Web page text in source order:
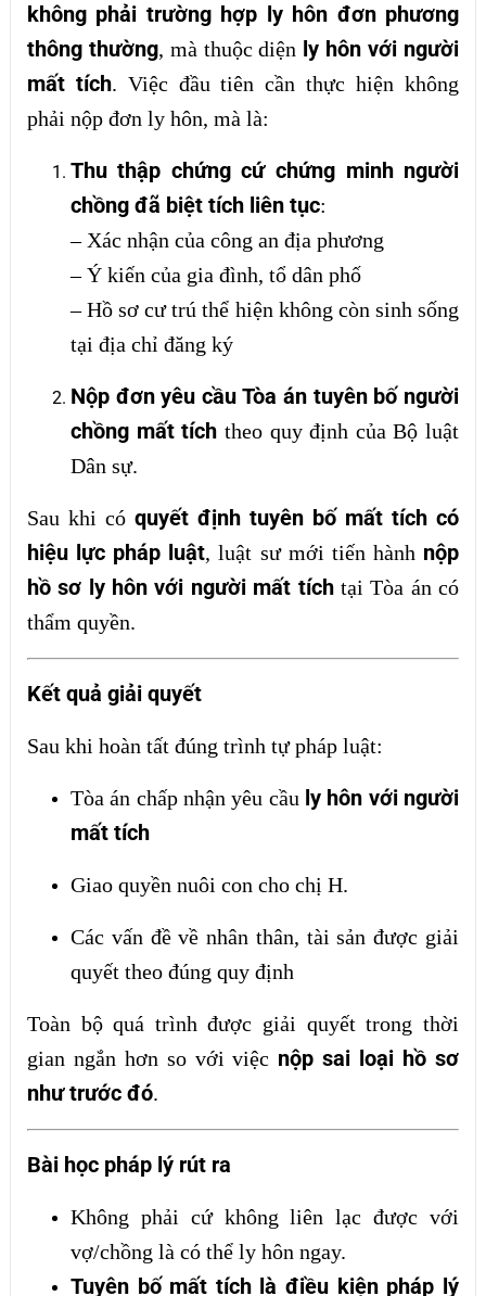
không phải trường hợp ly hôn đơn phương
thông thường, mà thuộc diện ly hôn với người
mất tích. Việc đầu tiên cần thực hiện không
phải nộp đơn ly hôn, mà là:
Thu thập chứng cứ chứng minh người
chồng đã biệt tích liên tục:
– Xác nhận của công an địa phương
– Ý kiến của gia đình, tổ dân phố
– Hồ sơ cư trú thể hiện không còn sinh sống
tại địa chỉ đăng ký
Nộp đơn yêu cầu Tòa án tuyên bố người
chồng mất tích theo quy định của Bộ luật
Dân sự.
Sau khi có quyết định tuyên bố mất tích có
hiệu lực pháp luật, luật sư mới tiến hành nộp
hồ sơ ly hôn với người mất tíchtại Tòa án có
thẩm quyền.
Kết quả giải quyết
Sau khi hoàn tất đúng trình tự pháp luật:
Tòa án chấp nhận yêu cầu ly hôn với người
mất tích
Giao quyền nuôi con cho chị H.
Các vấn đề về nhân thân, tài sản được giải
quyết theo đúng quy định
Toàn bộ quá trình được giải quyết trong thời
gian ngắn hơn so với việc nộp sai loại hồ sơ
như trước đó.
Bài học pháp lý rút ra
Không phải cứ không liên lạc được với
vợ/chồng là có thể ly hôn ngay.
Tuyên bố mất tích là điều kiện pháp lý